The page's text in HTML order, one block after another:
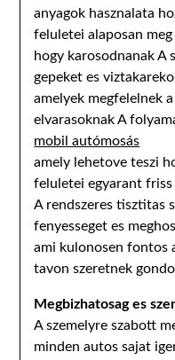
anyagok hasznalata
feluletei alaposan
hogy karosodnanak A
gepeket es
amelyek megfelelnek
elvarasoknak A
mobil autómosás
amely lehetove teszi
feluletei egyarant friss
A rendszeres tisztitas
fenyesseget es
ami kulonosen fontos
tavon szeretnek
Megbizhatosag es
A szemelyre szabott
minden autos sajat